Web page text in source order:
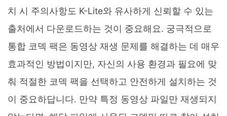
치 시 주의사항도 K-Lite와 유사하게 신뢰할 수 있는
출처에서 다운로드하는 것이 중요해요. 궁극적으로
통합 코덱 팩은 동영상 재생 문제를 해결하는 데 매우
효과적인 방법이지만, 자신의 사용 환경과 필요에 맞
춰 적절한 코덱 팩을 선택하고 안전하게 설치하는 것
이 중요하답니다. 만약 특정 동영상 파일만 재생되지